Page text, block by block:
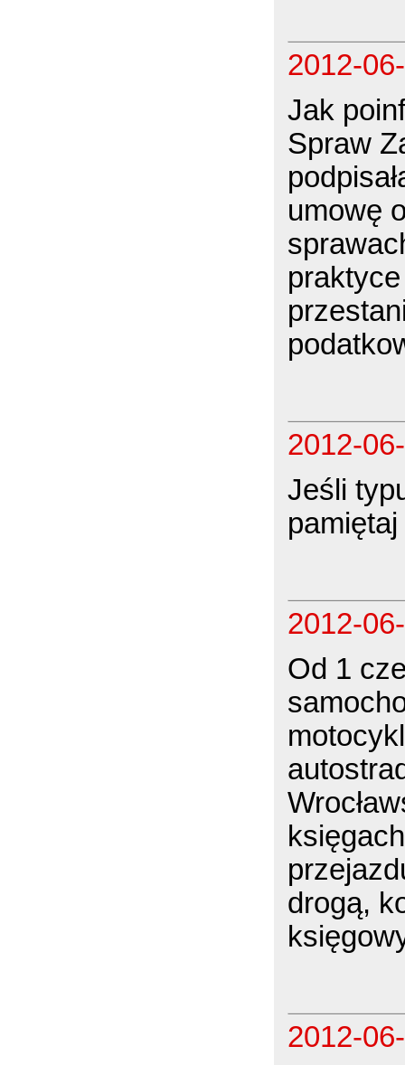
2012-
Jak
Spraw
umowę
2012-
Jeśli
2012-
Od 1
drogą,
2012-